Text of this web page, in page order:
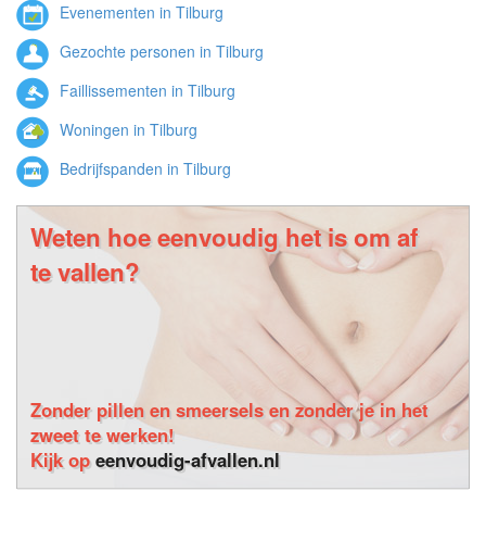
Evenementen in Tilburg
Gezochte personen in Tilburg
Faillissementen in Tilburg
Woningen in Tilburg
Bedrijfspanden in Tilburg
Weten hoe eenvoudig het is om af
te vallen?
Zonder pillen en smeersels en zonder je in het
zweet te werken!
Kijk opeenvoudig-afvallen.nl